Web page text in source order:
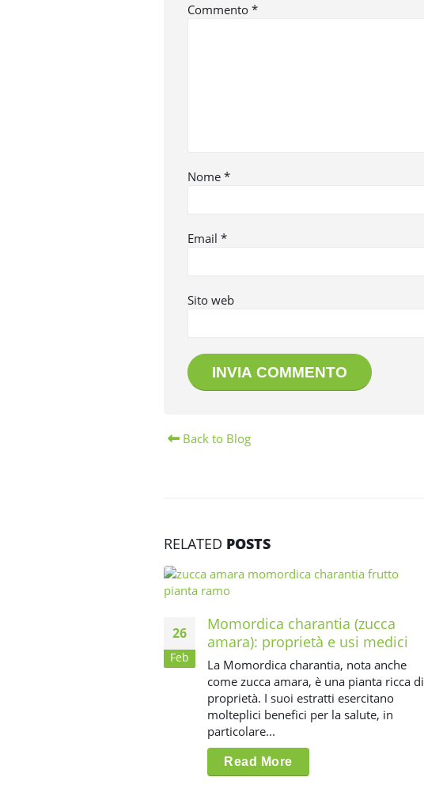
Commento *
Nome *
Email *
Sito web
Back to Blog
RELATED POSTS
26
Feb
Momordica charantia (zucca
amara): proprietà e usi medici
La Momordica charantia, nota anche
come zucca amara, è una pianta ricca di
proprietà. I suoi estratti esercitano
molteplici benefici per la salute, in
particolare...
Read More